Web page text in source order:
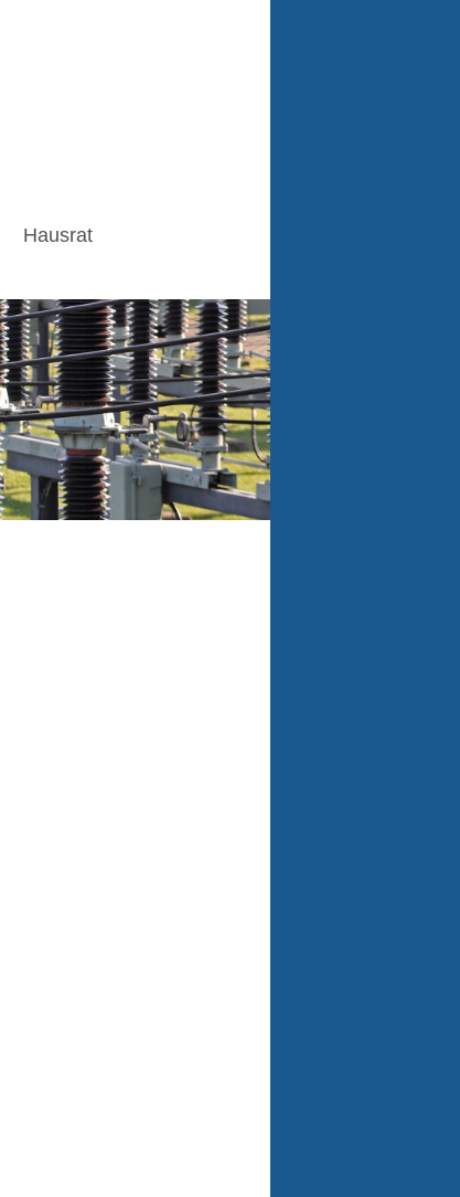
Hausrat